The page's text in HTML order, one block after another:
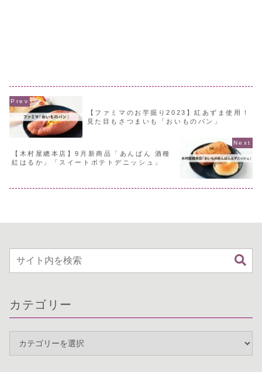
【ファミマのお芋掘り2023】紅あずま使用！
見た目もさつまいも「おいものパン」
【木村屋總本店】9月新商品「あんぱん 酒種
紅はるか」「スイートポテトデニッシュ」
カテゴリー